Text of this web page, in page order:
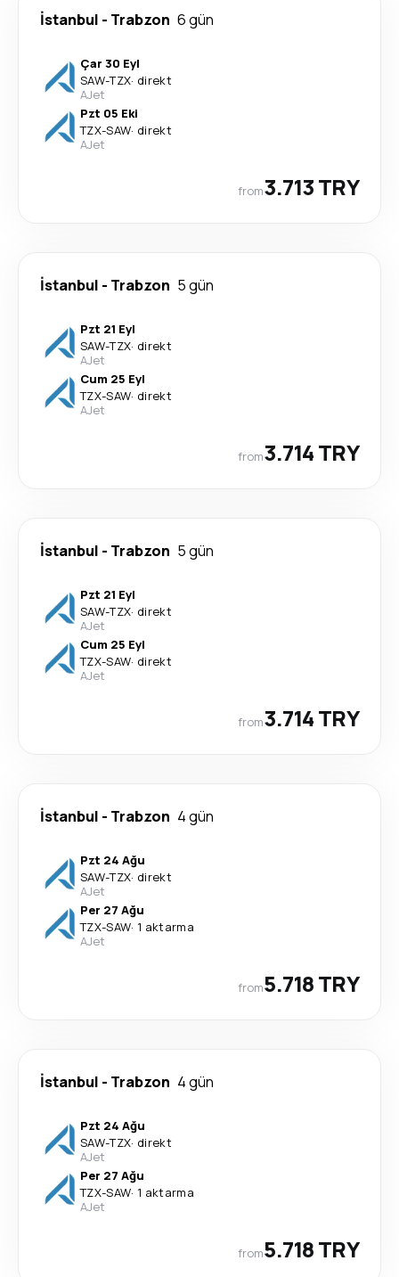
İstanbul - Trabzon 6 gün
Çar 30 Eyl
SAW-TZX· direkt
AJet
Pzt 05 Eki
TZX-SAW· direkt
AJet
from3.713 TRY
İstanbul - Trabzon 5 gün
Pzt 21 Eyl
SAW-TZX· direkt
AJet
Cum 25 Eyl
TZX-SAW· direkt
AJet
from3.714 TRY
İstanbul - Trabzon 5 gün
Pzt 21 Eyl
SAW-TZX· direkt
AJet
Cum 25 Eyl
TZX-SAW· direkt
AJet
from3.714 TRY
İstanbul - Trabzon 4 gün
Pzt 24 Ağu
SAW-TZX· direkt
AJet
Per 27 Ağu
TZX-SAW· 1 aktarma
AJet
from5.718 TRY
İstanbul - Trabzon 4 gün
Pzt 24 Ağu
SAW-TZX· direkt
AJet
Per 27 Ağu
TZX-SAW· 1 aktarma
AJet
from5.718 TRY